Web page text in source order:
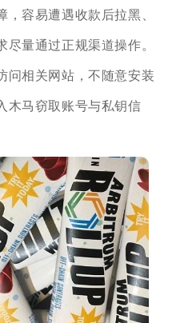
容易遭遇收款后拉黑、
量通过正规渠道操作。
问相关网站，不随意安装
木马窃取账号与私钥信